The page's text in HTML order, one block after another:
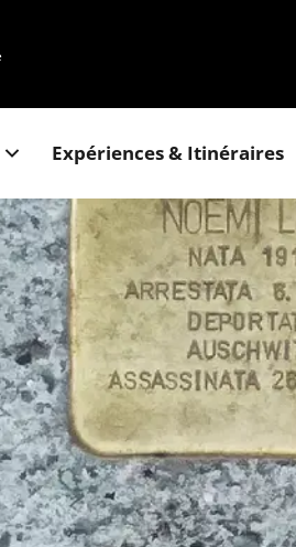
Expériences & Itinéraires